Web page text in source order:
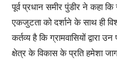
पूर्व प्रधान समीर पुंडीर ने कहा कि
एकजुटता को दर्शाने के साथ ही
कर्तव्य है कि ग्रामवासियों द्वारा
क्षेत्र के विकास के प्रति हमेशा